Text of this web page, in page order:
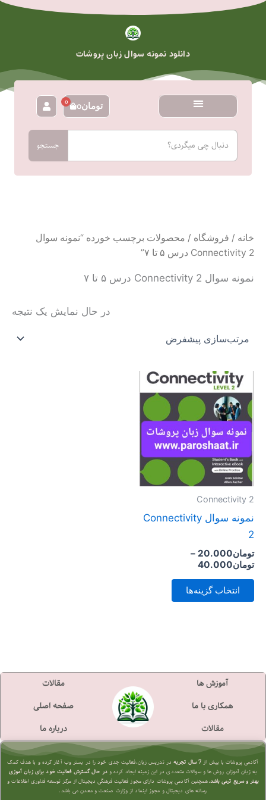
پرش
دانلود نمونه سوال زبان پروشات
تومان0
0سبد
خرید
جستجو
جستجو
خانه / فروشگاه / محصولات برچسب خورده “نمونه سوال
Connectivity 2 درس ۵ تا ۷”
نمونه سوال Connectivity 2 درس ۵ تا ۷
در حال نمایش یک نتیجه
Connectivity 2
نمونه سوال Connectivity
2
تومان20.000
–
تومان40.000
محدوده
قیمت:
تومان20.000
تومان40.000
انتخاب گزینه‌ها
این
محصول
دارای
انواع
مختلفی
می
باشد.
صفحه
آموزش ها
همکاری با ما
مقالات
مقالات
صفحه اصلی
درباره ما
آکادمی پروشات با بیش از 7 سال تجربه
در تدریس زبان،فعالیت جدی خود را در بستر وب آغاز کرده و با هدف کمک
به زبان آموزان روش ها و سوالات متعددی در این زمینه ایجاد کرده ودر حال گسترش فعالیت خود برای زبان آموزی
بهتر و سریع ترمی باشد.همچنین آکادمی پروشات دارای مجوز فعالیت فرهنگی دیجیتال از مرکز توسعه فناوری اطلاعات و
رسانه های دیجیتال و مجوز اینماد از وزارت صنعت و معدن می باشد.